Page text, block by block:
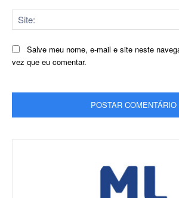
Salve meu nome, e-mail e site neste
vez que eu comentar.